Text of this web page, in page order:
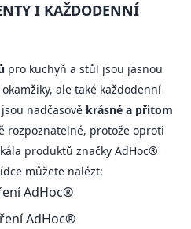
I KAŽDODENNÍ
pro kuchyň a stůl jsou jasnou
ale také každodenní
nadčasově krásné a přitom
rozpoznatelné, protože oproti
produktů značky AdHoc®
můžete nalézt:
AdHoc®
AdHoc®